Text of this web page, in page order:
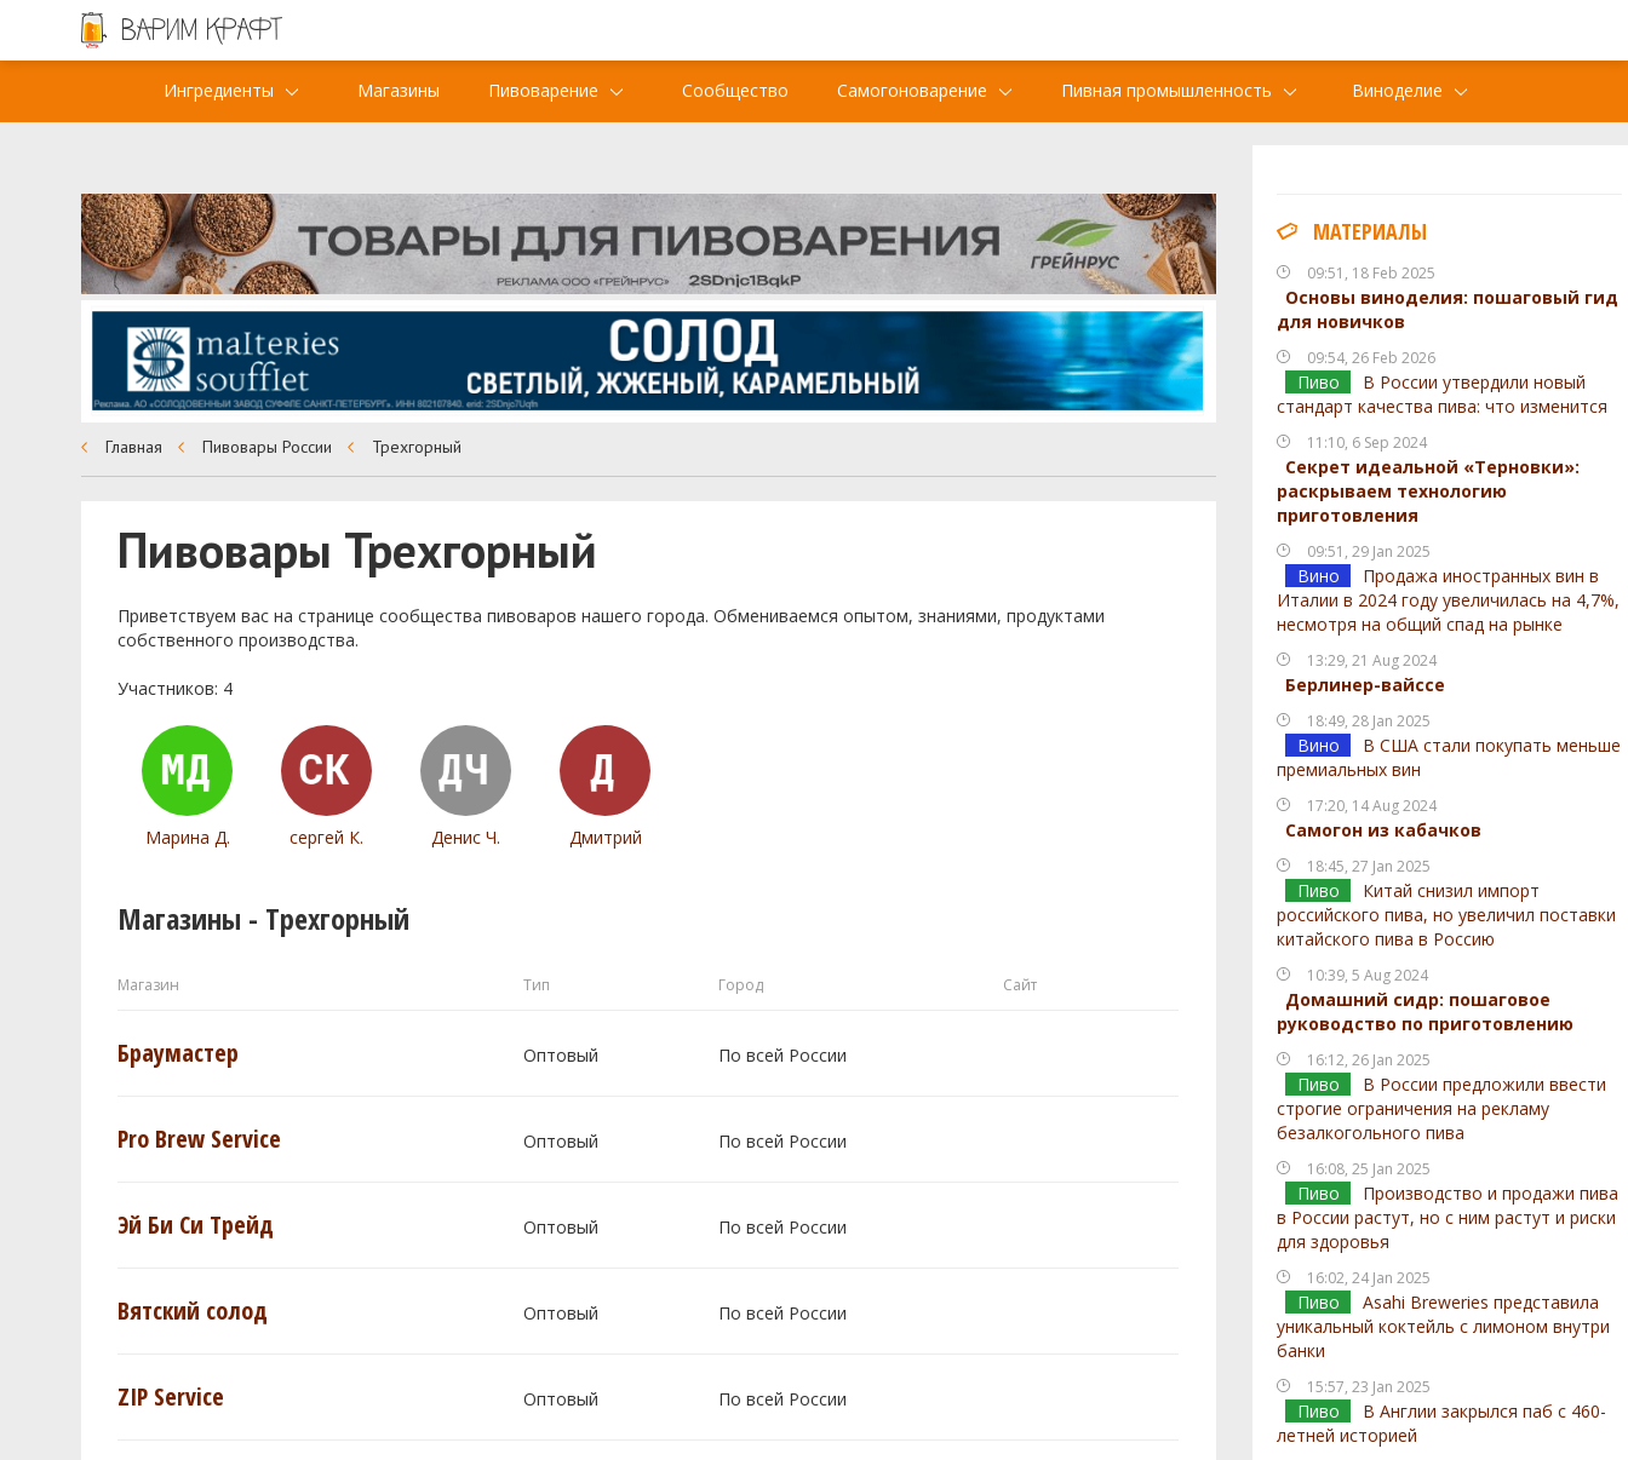
Ингредиенты Магазины Пивоварение Сообщество Самогоноварение Пивная промышленность Виноделие
МАТЕРИАЛЫ
09:51, 18 Feb 2025
Основы виноделия: пошаговый гид
для новичков
09:54, 26 Feb 2026
Пиво
В России утвердили новый
стандарт качества пива: что изменится
11:10, 6 Sep 2024
Секрет идеальной «Терновки»:
раскрываем технологию
приготовления
09:51, 29 Jan 2025
Вино
Продажа иностранных вин в
Италии в 2024 году увеличилась на 4,7%,
несмотря на общий спад на рынке
13:29, 21 Aug 2024
Берлинер-вайссе
18:49, 28 Jan 2025
Вино
В США стали покупать меньше
премиальных вин
17:20, 14 Aug 2024
Самогон из кабачков
18:45, 27 Jan 2025
Пиво
Китай снизил импорт
российского пива, но увеличил поставки
китайского пива в Россию
10:39, 5 Aug 2024
Домашний сидр: пошаговое
руководство по приготовлению
16:12, 26 Jan 2025
Пиво
В России предложили ввести
строгие ограничения на рекламу
безалкогольного пива
16:08, 25 Jan 2025
Пиво
Производство и продажи пива
в России растут, но с ним растут и риски
для здоровья
16:02, 24 Jan 2025
Пиво
Asahi Breweries представила
уникальный коктейль с лимоном внутри
банки
15:57, 23 Jan 2025
Пиво
В Англии закрылся паб с 460-
летней историей
Главная Пивовары России Трехгорный
Пивовары Трехгорный
Приветствуем ваc на странице сообщества пивоваров нашего города. Обмениваемся опытом, знаниями, продуктами
собственного производства.
Участников: 4
Марина Д. сергей К. Денис Ч. Дмитрий
Магазины - Трехгорный
Магазин Тип Город Сайт
Браумастер Оптовый По всей России
Pro Brew Service Оптовый По всей России
Эй Би Си Трейд Оптовый По всей России
Вятский солод Оптовый По всей России
ZIP Service Оптовый По всей России